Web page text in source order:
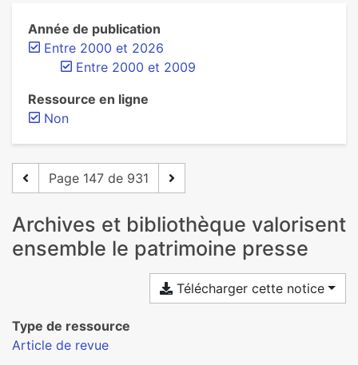
Année de publication
Entre 2000 et 2026
Entre 2000 et 2009
Ressource en ligne
Non
Page 147 de 931
Archives et bibliothèque valorisent
ensemble le patrimoine presse
Télécharger cette notice
Type de ressource
Article de revue